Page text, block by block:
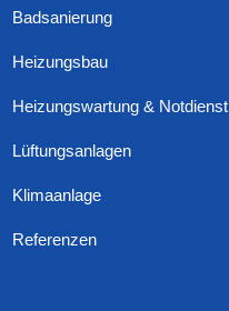
Badsanierung
Heizungsbau
Heizungswartung & Notdienst
Lüftungsanlagen
Klimaanlage
Referenzen